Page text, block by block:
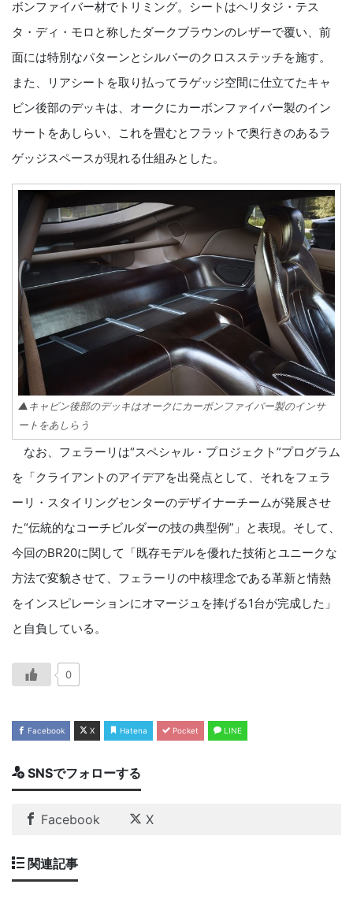
ボンファイバー材でトリミング。シートはヘリタジ・テス
タ・ディ・モロと称したダークブラウンのレザーで覆い、前
面には特別なパターンとシルバーのクロスステッチを施す。
また、リアシートを取り払ってラゲッジ空間に仕立てたキャ
ビン後部のデッキは、オークにカーボンファイバー製のイン
サートをあしらい、これを畳むとフラットで奥行きのあるラ
ゲッジスペースが現れる仕組みとした。
▲キャビン後部のデッキはオークにカーボンファイバー製のインサ
ートをあしらう
なお、フェラーリは“スペシャル・プロジェクト”プログラム
を「クライアントのアイデアを出発点として、それをフェラ
ーリ・スタイリングセンターのデザイナーチームが発展させ
た“伝統的なコーチビルダーの技の典型例”」と表現。そして、
今回のBR20に関して「既存モデルを優れた技術とユニークな
方法で変貌させて、フェラーリの中核理念である革新と情熱
をインスピレーションにオマージュを捧げる1台が完成した」
と自負している。
0
Facebook X Hatena Pocket LINE
SNSでフォローする
Facebook X
関連記事